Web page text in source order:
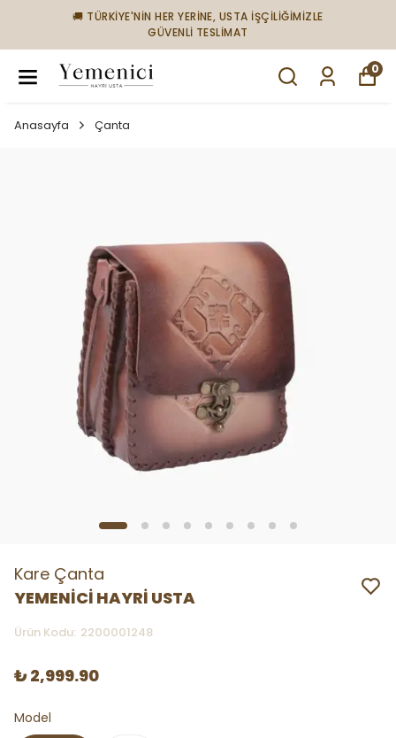
🚚 TÜRKİYE'NİN HER YERİNE, USTA İŞÇİLİĞİMİZLE
GÜVENLİ TESLİMAT
0
Anasayfa Çanta
Kare Çanta
YEMENİCİ HAYRİ USTA
Ürün Kodu: 2200001248
₺ 2,999.90
Model